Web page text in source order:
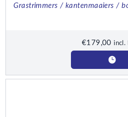
Grastrimmers / kantenmaaiers /
€179,00 incl.